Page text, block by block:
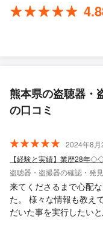
熊本県の盗聴器・
の口コミ
2024年8月
【経験と実績】業歴28年
盗聴器・盗撮器の確認・発見
来てくださるまで心配
た。 様々な情報も教え
だいた事を実行したい